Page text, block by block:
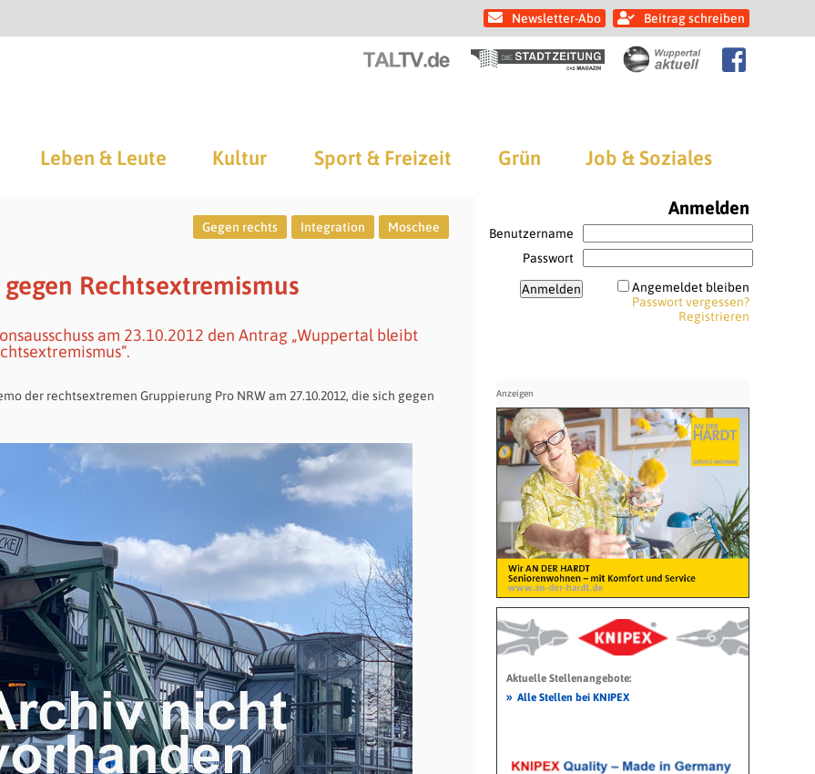
Newsletter-Abo Beitrag schreiben
Leben & Leute Kultur Sport & Freizeit Grün Job & Soziales
Gegen rechts Integration Moschee
Rechtsextremismus
am 23.10.2012 den Antrag „Wuppertal bleibt
der rechtsextremen Gruppierung Pro NRW am 27.10.2012, die sich gegen
Anmelden
Benutzername
Passwort
Angemeldet bleiben
Passwort vergessen?
Registrieren
Aktuelle Stellenangebote:
» Alle Stellen bei KNIPEX